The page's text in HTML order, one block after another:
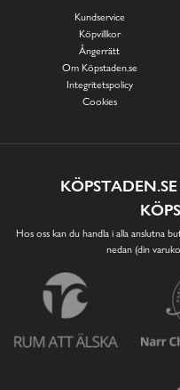
Kundservice
Köpvillkor
Ångerrätt
Om Köpstaden.se
Integritetspolicy
Cookies
Hos oss kan du handla i alla anslutna
nedan (din